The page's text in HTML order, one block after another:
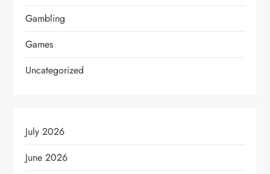
Gambling
Games
Uncategorized
July 2026
June 2026